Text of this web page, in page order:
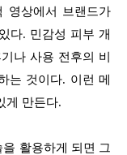
영상에서 브랜드가
다. 민감성 피부 개
나 사용 전후의 비
는 것이다. 이런 메
게 만든다.
활용하게 되면 그